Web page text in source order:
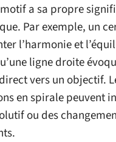
a sa propre
Par exemple, un
l’harmonie et
ligne droite
vers un objectif.
en spirale peuvent
ou des